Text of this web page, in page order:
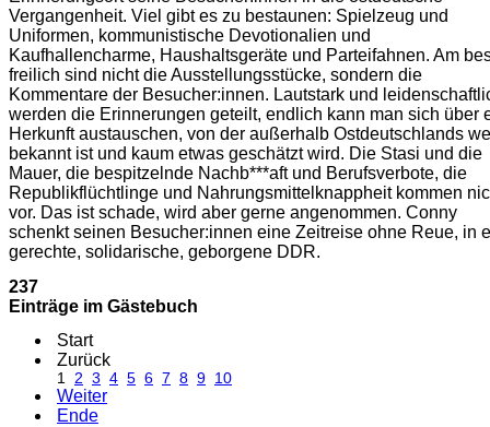
Vergangenheit. Viel gibt es zu bestaunen: Spielzeug und
Uniformen, kommunistische Devotionalien und
Kaufhallencharme, Haushaltsgeräte und Parteifahnen. Am
freilich sind nicht die Ausstellungsstücke, sondern die
Kommentare der Besucher:innen. Lautstark und
werden die Erinnerungen geteilt, endlich kann man sich über
Herkunft austauschen, von der außerhalb Ostdeutschlands
bekannt ist und kaum etwas geschätzt wird. Die Stasi und die
Mauer, die bespitzelnde Nachb***aft und Berufsverbote, die
Republikflüchtlinge und Nahrungsmittelknappheit kommen
vor. Das ist schade, wird aber gerne angenommen. Conny
schenkt seinen Besucher:innen eine Zeitreise ohne Reue, in
gerechte, solidarische, geborgene DDR.
237
Einträge im Gästebuch
Start
Zurück
1 2 3 4 5 6 7 8 9 10
Weiter
Ende